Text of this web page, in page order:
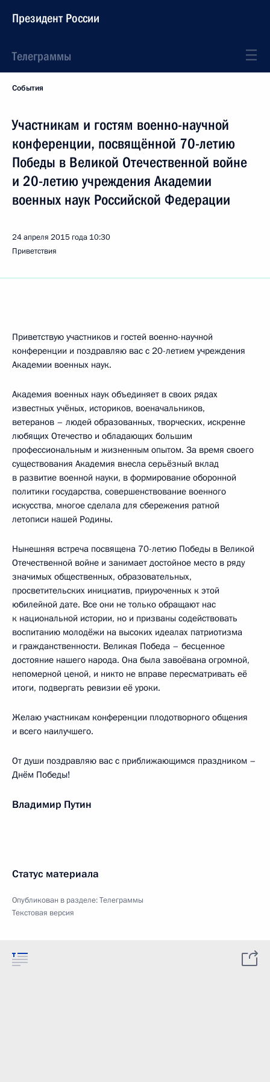
Президент России
Телеграммы
События
Участникам и гостям военно-научной
конференции, посвящённой 70-летию
Победы в Великой Отечественной войне
и 20-летию учреждения Академии
военных наук Российской Федерации
24 апреля 2015 года 10:30
Приветствия
Приветствую участников и гостей военно-научной
конференции и поздравляю вас с 20-летием учреждения
Академии военных наук.
Академия военных наук объединяет в своих рядах
известных учёных, историков, военачальников,
ветеранов – людей образованных, творческих, искренне
любящих Отечество и обладающих большим
профессиональным и жизненным опытом. За время своего
существования Академия внесла серьёзный вклад
в развитие военной науки, в формирование оборонной
политики государства, совершенствование военного
искусства, многое сделала для сбережения ратной
летописи нашей Родины.
Нынешняя встреча посвящена 70-летию Победы в Великой
Отечественной войне и занимает достойное место в ряду
значимых общественных, образовательных,
просветительских инициатив, приуроченных к этой
юбилейной дате. Все они не только обращают нас
к национальной истории, но и призваны содействовать
воспитанию молодёжи на высоких идеалах патриотизма
и гражданственности. Великая Победа – бесценное
достояние нашего народа. Она была завоёвана огромной,
непомерной ценой, и никто не вправе пересматривать её
итоги, подвергать ревизии её уроки.
Желаю участникам конференции плодотворного общения
и всего наилучшего.
От души поздравляю вас с приближающимся праздником –
Днём Победы!
Владимир Путин
Статус материала
Опубликован в разделе:Телеграммы
Текстовая версия